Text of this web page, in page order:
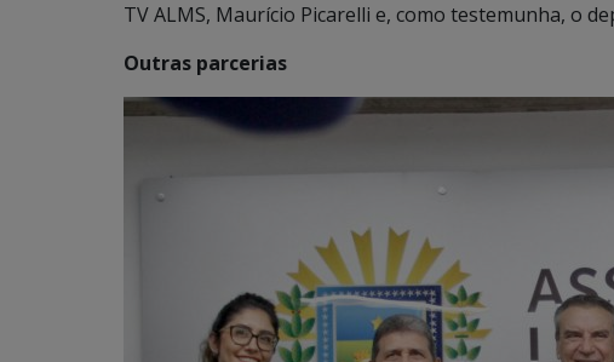
TV ALMS, Maurício Picarelli e, como testemunha, o
Outras parcerias